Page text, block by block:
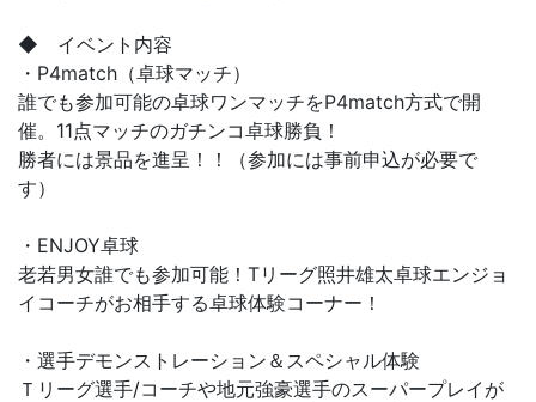
◆ イベント内容
・P4match（卓球マッチ）
誰でも参加可能の卓球ワンマッチをP4match方式で開
催。11点マッチのガチンコ卓球勝負！
勝者には景品を進呈！！（参加には事前申込が必要で
す）
・ENJOY卓球
老若男女誰でも参加可能！Tリーグ照井雄太卓球エンジョ
イコーチがお相手する卓球体験コーナー！
・選手デモンストレーション＆スペシャル体験
Ｔリーグ選手/コーチや地元強豪選手のスーパープレイが